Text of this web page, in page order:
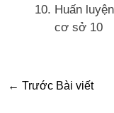
Huấn
cơ sở 10
← Trước Bài viết